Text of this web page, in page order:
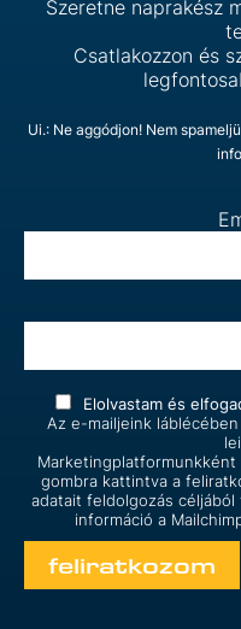
Szeretne naprakész
Csatlakozzon és
Ui.: Ne aggódjon! Nem
Elolvastam és
Az e-mailjeink
Marketingplatformunkként
gombra kattintva a
adatait feldolgozás céljából
információ a